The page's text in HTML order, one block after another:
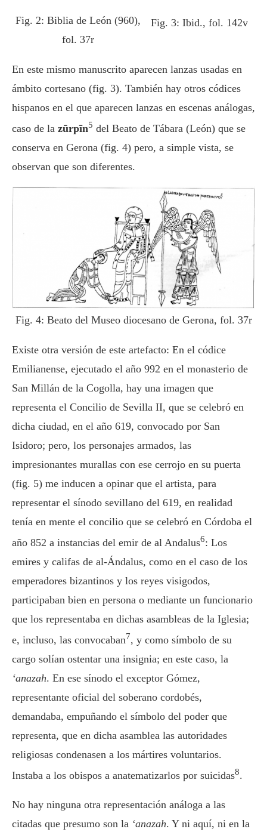
Fig. 2: Biblia de León (960),
fol. 37r
Fig. 3: Ibid., fol. 142v
En este mismo manuscrito aparecen lanzas usadas en
ámbito cortesano (fig. 3). También hay otros códices
hispanos en el que aparecen lanzas en escenas análogas,
caso de la zūrpīn5 del Beato de Tábara (León) que se
conserva en Gerona (fig. 4) pero, a simple vista, se
observan que son diferentes.
Fig. 4: Beato del Museo diocesano de Gerona, fol. 37r
Existe otra versión de este artefacto: En el códice
Emilianense, ejecutado el año 992 en el monasterio de
San Millán de la Cogolla, hay una imagen que
representa el Concilio de Sevilla II, que se celebró en
dicha ciudad, en el año 619, convocado por San
Isidoro; pero, los personajes armados, las
impresionantes murallas con ese cerrojo en su puerta
(fig. 5) me inducen a opinar que el artista, para
representar el sínodo sevillano del 619, en realidad
tenía en mente el concilio que se celebró en Córdoba el
año 852 a instancias del emir de al Andalus6: Los
emires y califas de al-Ándalus, como en el caso de los
emperadores bizantinos y los reyes visigodos,
participaban bien en persona o mediante un funcionario
que los representaba en dichas asambleas de la Iglesia;
e, incluso, las convocaban7, y como símbolo de su
cargo solían ostentar una insignia; en este caso, la
‘anazah. En ese sínodo el exceptor Gómez,
representante oficial del soberano cordobés,
demandaba, empuñando el símbolo del poder que
representa, que en dicha asamblea las autoridades
religiosas condenasen a los mártires voluntarios.
Instaba a los obispos a anatematizarlos por suicidas8.
No hay ninguna otra representación análoga a las
citadas que presumo son la ‘anazah. Y ni aquí, ni en la